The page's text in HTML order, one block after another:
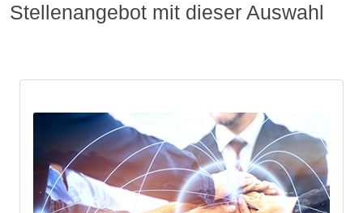
Stellenangebot mit dieser Auswahl